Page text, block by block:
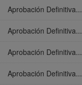
Aprobación Definitiva...
Aprobación Definitiva...
Aprobación Definitiva...
Aprobación Definitiva...